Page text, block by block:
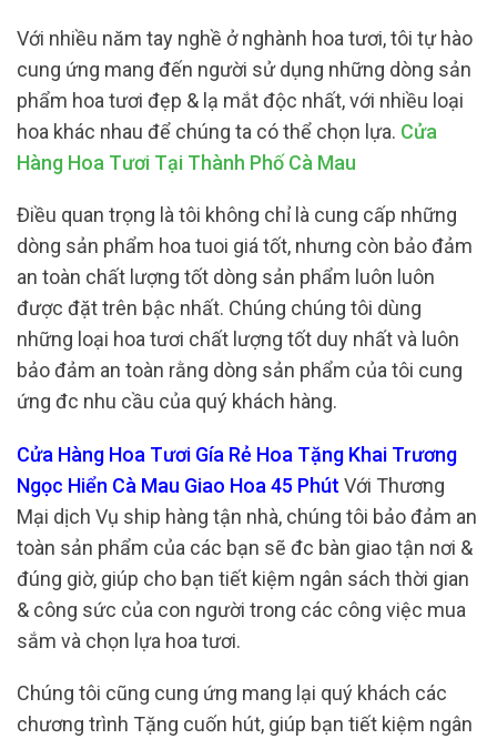
Với nhiều năm tay nghề ở nghành hoa tươi, tôi tự hào
cung ứng mang đến người sử dụng những dòng sản
phẩm hoa tươi đẹp & lạ mắt độc nhất, với nhiều loại
hoa khác nhau để chúng ta có thể chọn lựa. Cửa
Hàng Hoa Tươi Tại Thành Phố Cà Mau
Điều quan trọng là tôi không chỉ là cung cấp những
dòng sản phẩm hoa tuoi giá tốt, nhưng còn bảo đảm
an toàn chất lượng tốt dòng sản phẩm luôn luôn
được đặt trên bậc nhất. Chúng chúng tôi dùng
những loại hoa tươi chất lượng tốt duy nhất và luôn
bảo đảm an toàn rằng dòng sản phẩm của tôi cung
ứng đc nhu cầu của quý khách hàng.
Cửa Hàng Hoa Tươi Gía Rẻ Hoa Tặng Khai Trương
Ngọc Hiển Cà Mau Giao Hoa 45 Phút Với Thương
Mại dịch Vụ ship hàng tận nhà, chúng tôi bảo đảm an
toàn sản phẩm của các bạn sẽ đc bàn giao tận nơi &
đúng giờ, giúp cho bạn tiết kiệm ngân sách thời gian
& công sức của con người trong các công việc mua
sắm và chọn lựa hoa tươi.
Chúng tôi cũng cung ứng mang lại quý khách các
chương trình Tặng cuốn hút, giúp bạn tiết kiệm ngân